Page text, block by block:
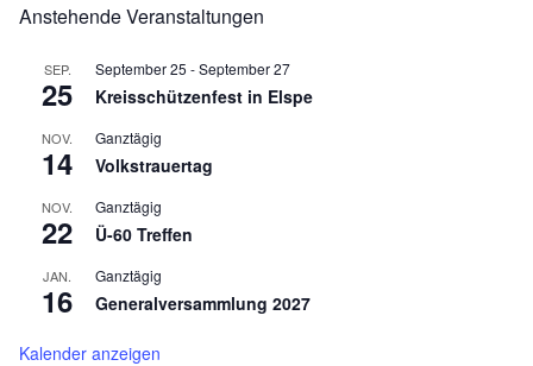
Anstehende Veranstaltungen
SEP.
25
September 25 -September 27
Kreisschützenfest in Elspe
NOV.
14
Ganztägig
Volkstrauertag
NOV.
22
Ganztägig
Ü-60 Treffen
JAN.
16
Ganztägig
Generalversammlung 2027
Kalender anzeigen